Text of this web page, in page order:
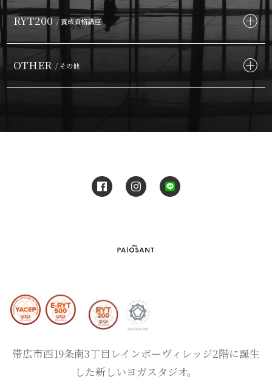
RYT200 / 養成資格講座
OTHER / その他
帯広市西19条南3丁目レインボーヴィレッジ2階に誕生
した新しいヨガスタジオ。